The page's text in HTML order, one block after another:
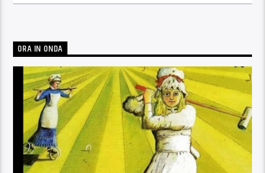
ORA IN ONDA